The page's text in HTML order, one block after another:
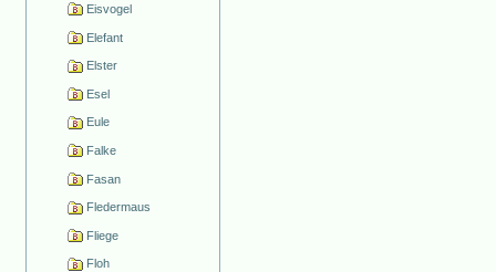
Eisvogel
Elefant
Elster
Esel
Eule
Falke
Fasan
Fledermaus
Fliege
Floh